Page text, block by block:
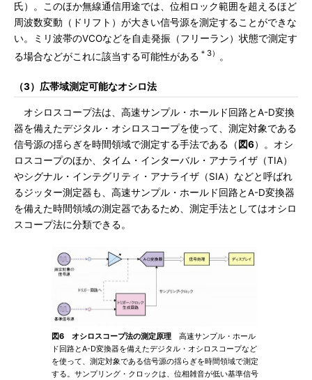
氏）。このほか無線通信用途では、位相ロック範囲を超えるほど
周波数変動（ドリフト）が大きい信号源を測定することができな
い。ミリ波帯のVCOなどを自走発振（フリーラン）状態で測定す
る場合などがこれに該当する可能性がある ＊3） 。
（3）広帯域測定可能なオシロ法
オシロスコープ法は、高速サンプル・ホールド回路とA-D変換
器を備えたデジタル・オシロスコープを使って、測定対象である
信号源の揺らぎを時間領域で測定する手法である（図6）。オシ
ロスコープのほか、タイム・インターバル・アナライザ（TIA）
やシグナル・インテグリティ・アナライザ（SIA）などと呼ばれ
るジッター測定器も、高速サンプル・ホールド回路とA-D変換器
を備えた時間領域の測定器であるため、測定手法としてはオシロ
スコープ法に分類できる。
図6 オシロスコープ法の測定原理 高速サンプル・ホール
ド回路とA-D変換器を備えたデジタル・オシロスコープなど
を使って、測定対象である信号源の揺らぎを時間領域で測定
する。サンプリング・クロックは、位相雑音が低い基準信号